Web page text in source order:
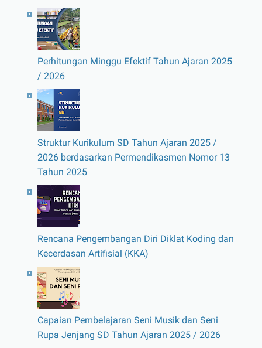
Perhitungan Minggu Efektif Tahun Ajaran 2025
/ 2026
Struktur Kurikulum SD Tahun Ajaran 2025 /
2026 berdasarkan Permendikasmen Nomor 13
Tahun 2025
Rencana Pengembangan Diri Diklat Koding dan
Kecerdasan Artifisial (KKA)
Capaian Pembelajaran Seni Musik dan Seni
Rupa Jenjang SD Tahun Ajaran 2025 / 2026